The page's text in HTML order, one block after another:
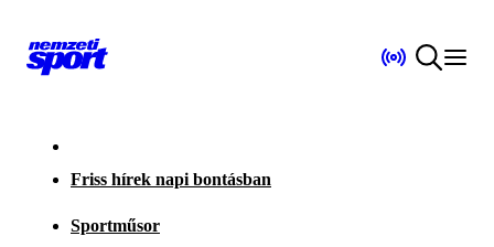
Friss hírek napi bontásban
Sportműsor